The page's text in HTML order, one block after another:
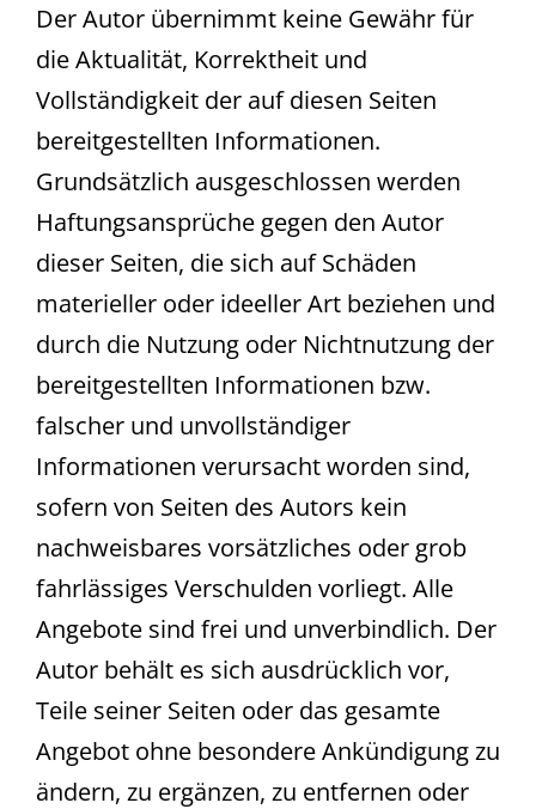
Der Autor übernimmt keine Gewähr für
die Aktualität, Korrektheit und
Vollständigkeit der auf diesen Seiten
bereitgestellten Informationen.
Grundsätzlich ausgeschlossen werden
Haftungsansprüche gegen den Autor
dieser Seiten, die sich auf Schäden
materieller oder ideeller Art beziehen und
durch die Nutzung oder Nichtnutzung der
bereitgestellten Informationen bzw.
falscher und unvollständiger
Informationen verursacht worden sind,
sofern von Seiten des Autors kein
nachweisbares vorsätzliches oder grob
fahrlässiges Verschulden vorliegt. Alle
Angebote sind frei und unverbindlich. Der
Autor behält es sich ausdrücklich vor,
Teile seiner Seiten oder das gesamte
Angebot ohne besondere Ankündigung zu
ändern, zu ergänzen, zu entfernen oder